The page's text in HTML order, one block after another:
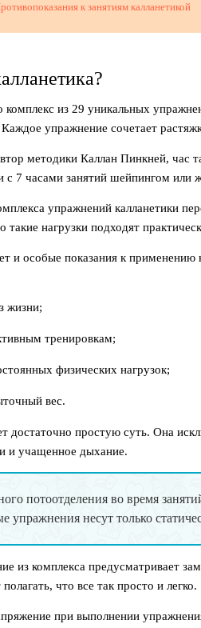
к занятиям калланетикой
комплекс из 29 уникальных
упражнение сочетает
методики Каллан Пинкней, час
с 7 часами занятий шейпингом или
упражнений калланетики
такие нагрузки подходят
и особые показания к
жизни;
тренировкам;
физических нагрузок;
вес.
достаточно простую суть. Она
и учащенное дыхание.
потоотделения во время
упражнения несут только
из комплекса предусматривает
что все так просто и легко.
при выполнении